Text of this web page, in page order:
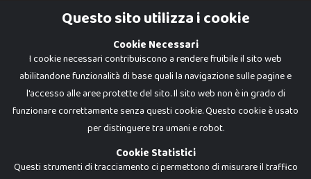
Cookie PolicyQuesto sito utilizza i cookie
Cookie Necessari
I cookie necessari contribuiscono a rendere fruibile il sito web
abilitandone funzionalità di base quali la navigazione sulle pagine e
l'accesso alle aree protette del sito. Il sito web non è in grado di
funzionare correttamente senza questi cookie. Questo cookie è usato
per distinguere tra umani e robot.
Cookie Statistici
Questi strumenti di tracciamento ci permettono di misurare il traffico